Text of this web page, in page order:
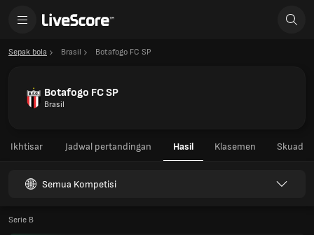
Sepak bola Brasil Botafogo FC SP
Botafogo FC SP
Brasil
Ikhtisar Jadwal pertandingan Hasil Klasemen Skuad
Semua Kompetisi
Serie B